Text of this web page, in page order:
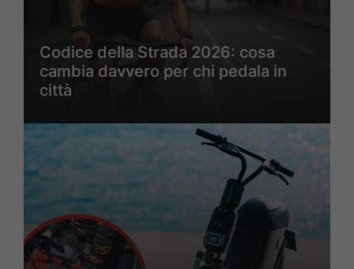
Codice della Strada 2026: cosa
cambia davvero per chi pedala in
città